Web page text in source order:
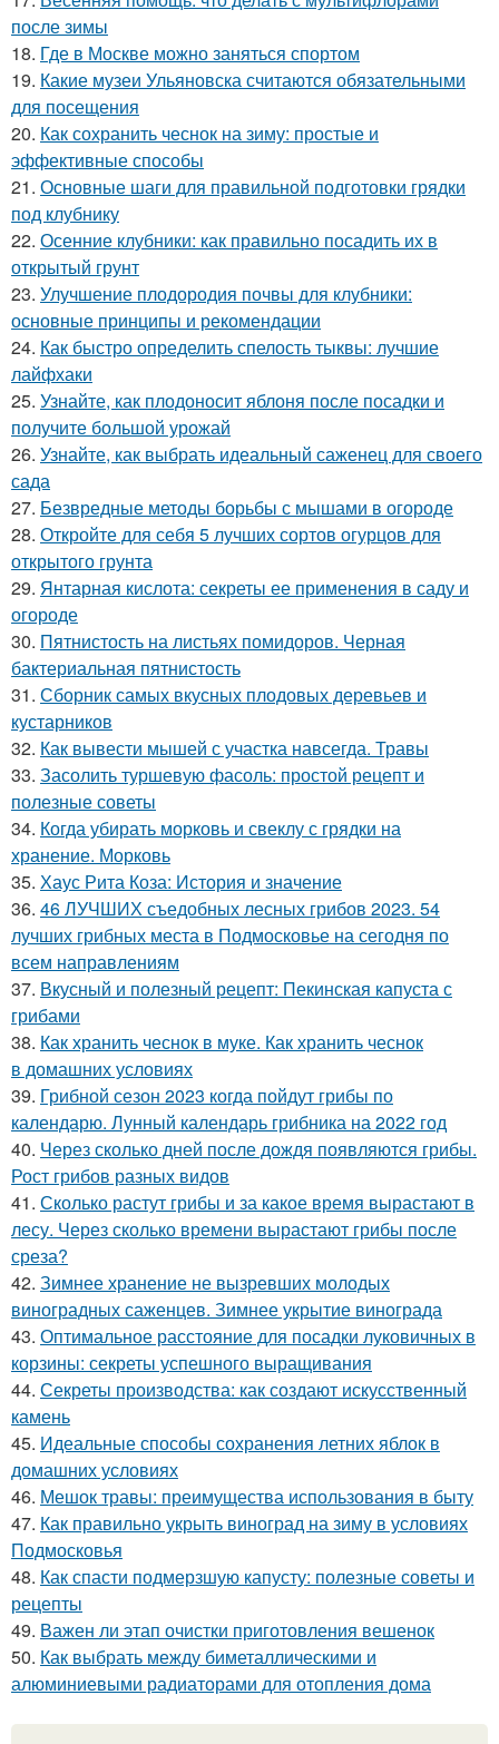
после зимы
18. Где в Москве можно заняться спортом
19. Какие музеи Ульяновска считаются обязательными
для посещения
20. Как сохранить чеснок на зиму: простые и
эффективные способы
21. Основные шаги для правильной подготовки грядки
под клубнику
22. Осенние клубники: как правильно посадить их в
открытый грунт
23. Улучшение плодородия почвы для клубники:
основные принципы и рекомендации
24. Как быстро определить спелость тыквы: лучшие
лайфхаки
25. Узнайте, как плодоносит яблоня после посадки и
получите большой урожай
26. Узнайте, как выбрать идеальный саженец для своего
сада
27. Безвредные методы борьбы с мышами в огороде
28. Откройте для себя 5 лучших сортов огурцов для
открытого грунта
29. Янтарная кислота: секреты ее применения в саду и
огороде
30. Пятнистость на листьях помидоров. Черная
бактериальная пятнистость
31. Сборник самых вкусных плодовых деревьев и
кустарников
32. Как вывести мышей с участка навсегда. Травы
33. Засолить туршевую фасоль: простой рецепт и
полезные советы
34. Когда убирать морковь и свеклу с грядки на
хранение. Морковь
35. Хаус Рита Коза: История и значение
36. 46 ЛУЧШИХ съедобных лесных грибов 2023. 54
лучших грибных места в Подмосковье на сегодня по
всем направлениям
37. Вкусный и полезный рецепт: Пекинская капуста с
грибами
38. Как хранить чеснок в муке. Как хранить чеснок
в домашних условиях
39. Грибной сезон 2023 когда пойдут грибы по
календарю. Лунный календарь грибника на 2022 год
40. Через сколько дней после дождя появляются грибы.
Рост грибов разных видов
41. Сколько растут грибы и за какое время вырастают в
лесу. Через сколько времени вырастают грибы после
среза?
42. Зимнее хранение не вызревших молодых
виноградных саженцев. Зимнее укрытие винограда
43. Оптимальное расстояние для посадки луковичных в
корзины: секреты успешного выращивания
44. Секреты производства: как создают искусственный
камень
45. Идеальные способы сохранения летних яблок в
домашних условиях
46. Мешок травы: преимущества использования в быту
47. Как правильно укрыть виноград на зиму в условиях
Подмосковья
48. Как спасти подмерзшую капусту: полезные советы и
рецепты
49. Важен ли этап очистки приготовления вешенок
50. Как выбрать между биметаллическими и
алюминиевыми радиаторами для отопления дома